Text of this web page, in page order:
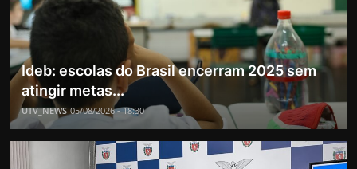
Ideb: escolas do Brasil encerram 2025 sem
atingir metas...
UTV_NEWS 05/08/2026 - 18:30